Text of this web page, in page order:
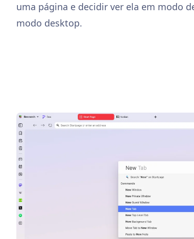
uma página e decidir ver ela em modo
modo desktop.